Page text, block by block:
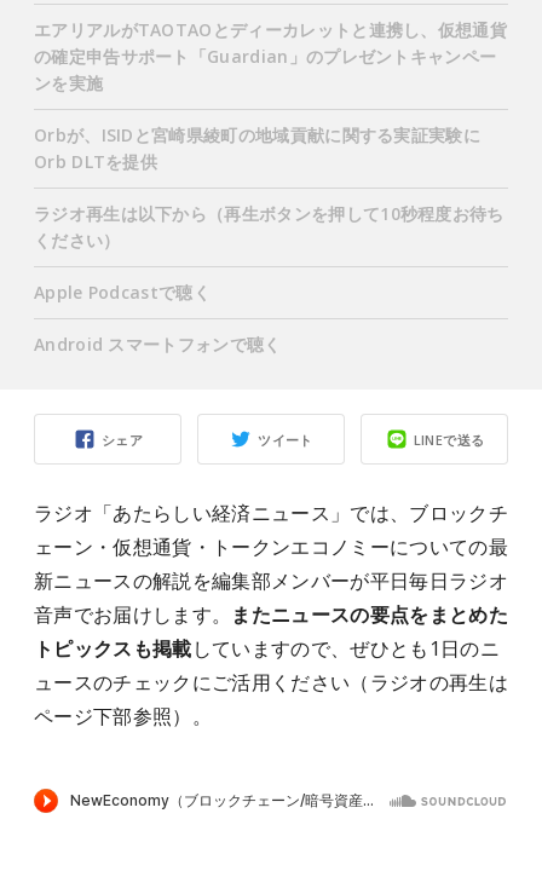
シェア ツイート LINEで送る
ラジオ「あたらしい経済ニュース」では、ブロックチ
ェーン・仮想通貨・トークンエコノミーについての最
新ニュースの解説を編集部メンバーが平日毎日ラジオ
音声でお届けします。
またニュースの要点をまとめた
トピックスも掲載していますので、ぜひとも1日のニ
ュースのチェックにご活用ください（ラジオの再生は
ページ下部参照）。
エアリアルがTAOTAOとディーカレットと連携し、仮想通貨
の確定申告サポート「Guardian」のプレゼントキャンペー
ンを実施
Orbが、ISIDと宮崎県綾町の地域貢献に関する実証実験に
Orb DLTを提供
ラジオ再生は以下から（再生ボタンを押して10秒程度お待ち
ください）
Apple Podcastで聴く
Android スマートフォンで聴く